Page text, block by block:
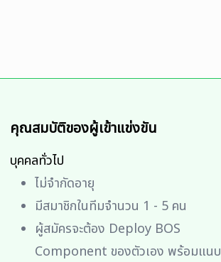
คุณสมบัติของผู้เข้าแข่งขัน
บุคคลทั่วไป
ไม่จำกัดอายุ
มีสมาชิกในทีมจำนวน 1 - 5 คน
ผู้สมัครจะต้อง Deploy BOS
Component ของตัวเอง พร้อมแนบ